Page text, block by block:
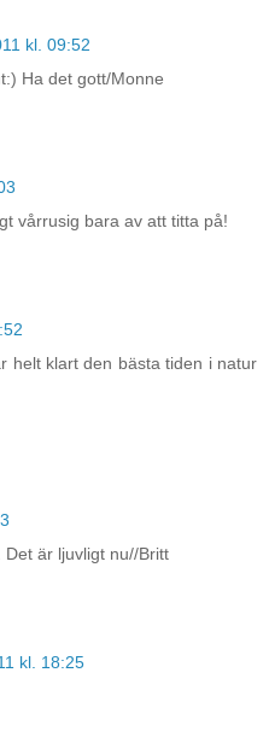
kl. 09:52
Ha det gott/Monne
vårrusig bara av att titta på!
helt klart den bästa tiden i natur
är ljuvligt nu//Britt
kl. 18:25